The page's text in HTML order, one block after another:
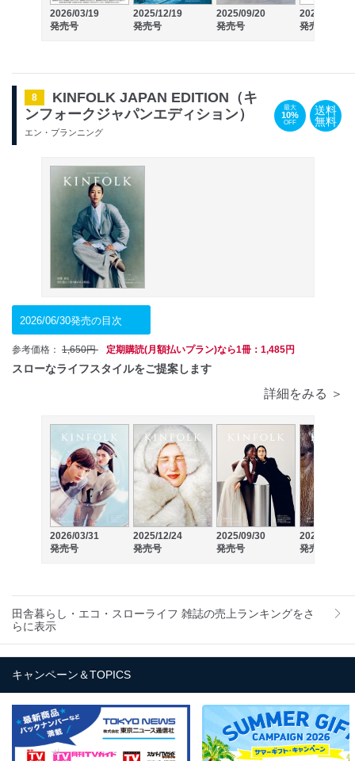
2026/03/19
発売号
2025/12/19
発売号
2025/09/20
発売号
2025/06/20
発売号
8
KINFOLK JAPAN EDITION（キ
ンフォークジャパンエディション）
エン・プランニング
最大
10%
OFF
送料
無料
2026/06/30発売の目次
参考価格： 1,650円 定期購読(月額払いプラン)なら1冊：1,485円
スローなライフスタイルをご提案します
詳細をみる ＞
2026/03/31
発売号
2025/12/24
発売号
2025/09/30
発売号
2025/06/30
発売号
田舎暮らし・エコ・スローライフ 雑誌の売上ランキングをさ
らに表示
キャンペーン＆TOPICS